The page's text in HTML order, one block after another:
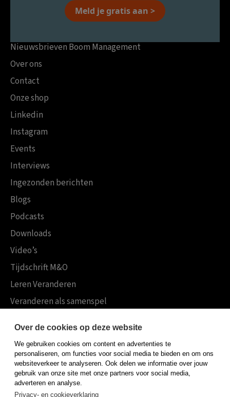
Meld je gratis aan >
Nieuwsbrieven Boom Management
Over ons
Contact
Onze shop
Linkedin
Instagram
Events
Interviews
Ingezonden berichten
Blogs
Podcasts
Downloads
Video’s
Tijdschrift M&O
Leren Veranderen
Veranderen als samenspel
Koninklijke Boom uitgevers
Boom Psychologie
Boom Hoger Onderwijs
Over de cookies op deze website
We gebruiken cookies om content en advertenties te
personaliseren, om functies voor social media te bieden en om ons
websiteverkeer te analyseren. Ook delen we informatie over jouw
gebruik van onze site met onze partners voor social media,
adverteren en analyse.
Privacy- en cookieverklaring